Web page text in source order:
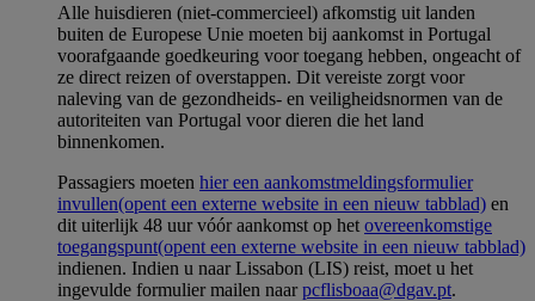
Alle huisdieren (niet-commercieel) afkomstig uit landen
buiten de Europese Unie moeten bij aankomst in Portugal
voorafgaande goedkeuring voor toegang hebben, ongeacht of
ze direct reizen of overstappen. Dit vereiste zorgt voor
naleving van de gezondheids- en veiligheidsnormen van de
autoriteiten van Portugal voor dieren die het land
binnenkomen.
Passagiers moeten hier een aankomstmeldingsformulier
invullen(opent een externe website in een nieuw tabblad) en
dit uiterlijk 48 uur vóór aankomst op het overeenkomstige
toegangspunt(opent een externe website in een nieuw tabblad)
indienen. Indien u naar Lissabon (LIS) reist, moet u het
ingevulde formulier mailen naarpcflisboaa@dgav.pt.